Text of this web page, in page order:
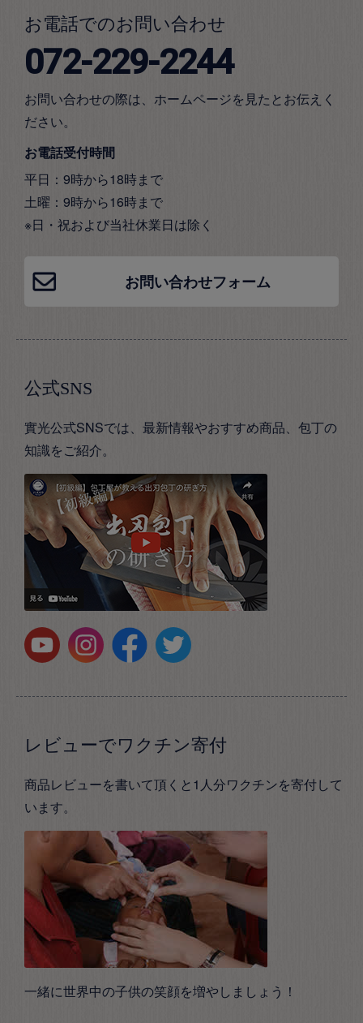
お電話でのお問い合わせ
072-229-2244
お問い合わせの際は、ホームページを見たとお伝えく
ださい。
お電話受付時間
平日：9時から18時まで
土曜：9時から16時まで
※日・祝および当社休業日は除く
お問い合わせフォーム
公式SNS
實光公式SNSでは、最新情報やおすすめ商品、包丁の
知識をご紹介。
レビューでワクチン寄付
商品レビューを書いて頂くと1人分ワクチンを寄付して
います。
一緒に世界中の子供の笑顔を増やしましょう！